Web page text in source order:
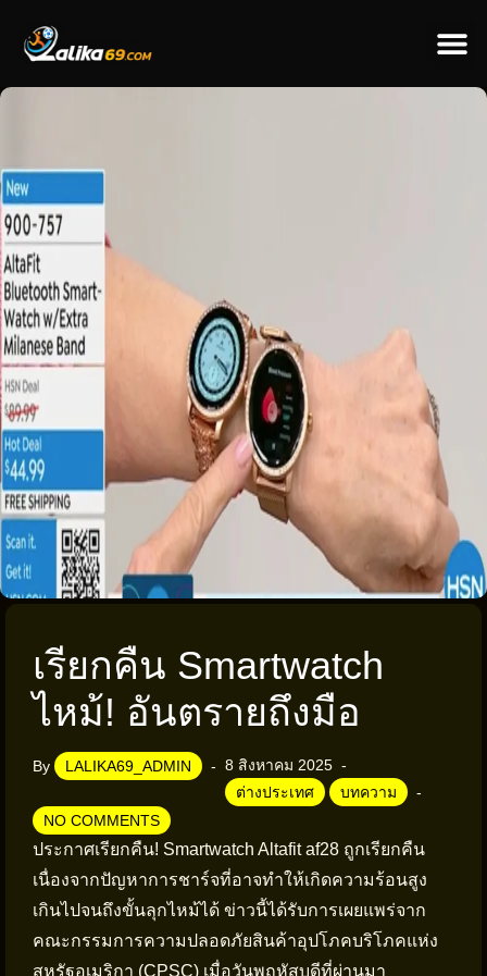
เรียกคืน Smartwatch
ไหม้! อันตรายถึงมือ
By LALIKA69_ADMIN
8 สิงหาคม 2025
ต่างประเทศ
บทความ
NO COMMENTS
ประกาศเรียกคืน! Smartwatch Altafit af28 ถูกเรียกคืน
เนื่องจากปัญหาการชาร์จที่อาจทำให้เกิดความร้อนสูง
เกินไปจนถึงขั้นลุกไหม้ได้ ข่าวนี้ได้รับการเผยแพร่จาก
คณะกรรมการความปลอดภัยสินค้าอุปโภคบริโภคแห่ง
สหรัฐอเมริกา (CPSC) เมื่อวันพฤหัสบดีที่ผ่านมา